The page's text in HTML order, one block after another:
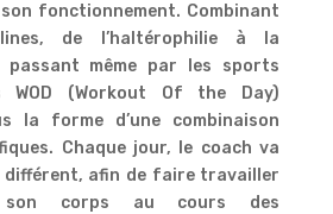
fonctionnement. Combinant
de l’haltérophilie à la
passant même par les sports
WOD (Workout Of the Day)
la forme d’une combinaison
Chaque jour, le coach va
différent, afin de faire travailler
son corps au cours des